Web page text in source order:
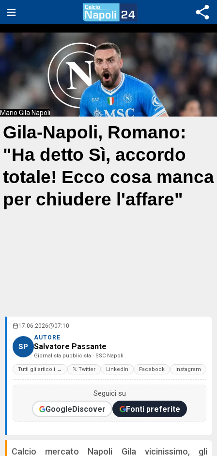
Mario Gila Napoli
Gila-Napoli, Romano:
"Ha detto Sì, accordo
totale! Ecco cosa manca
per chiudere l'affare"
17.06.2026 07:10
SP
AUTORE
Salvatore Passante
Giornalista pubblicista · SSC Napoli
Tutti gli articoli → 𝕏 Twitter LinkedIn Facebook Instagram
Seguici su
GoogleDiscover Fonti preferite
Calcio mercato Napoli Gila vicinissimo, gli